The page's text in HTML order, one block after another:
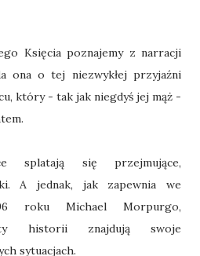
Księcia poznajemy z narracji
ona o tej niezwykłej przyjaźni
który - tak jak niegdyś jej mąż -
splatają się przejmujące,
A jednak, jak zapewnia we
roku Michael Morpurgo,
historii znajdują swoje
sytuacjach.